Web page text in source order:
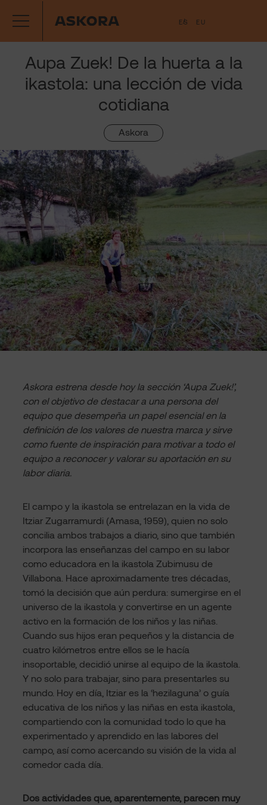
contenido
ES EU
Aupa Zuek! De la huerta a la
ikastola: una lección de vida
cotidiana
Askora
Askora estrena desde hoy la sección ‘Aupa Zuek!’,
con el objetivo de destacar a una persona del
equipo que desempeña un papel esencial en la
definición de los valores de nuestra marca y sirve
como fuente de inspiración para motivar a todo el
equipo a reconocer y valorar su aportación en su
labor diaria.
El campo y la ikastola se entrelazan en la vida de
Itziar Zugarramurdi (Amasa, 1959), quien no solo
concilia ambos trabajos a diario, sino que también
incorpora las enseñanzas del campo en su labor
como educadora en la ikastola Zubimusu de
Villabona. Hace aproximadamente tres décadas,
tomó la decisión que aún perdura: sumergirse en el
universo de la ikastola y convertirse en un agente
activo en la formación de los niños y las niñas.
Cuando sus hijos eran pequeños y la distancia de
cuatro kilómetros entre ellos se le hacía
insoportable, decidió unirse al equipo de la ikastola.
Y no solo para trabajar, sino para presentarles su
mundo. Hoy en día, Itziar es la ‘hezilaguna’ o guía
educativa de los niños y las niñas en esta ikastola,
compartiendo con la comunidad todo lo que ha
experimentado y aprendido en las labores del
campo, así como acercando su visión de la vida al
comedor cada día.
Dos actividades que, aparentemente, parecen muy